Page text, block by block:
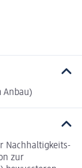
Anbau)
Nachhaltigkeits-
zur